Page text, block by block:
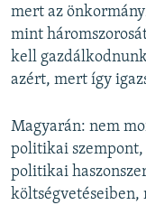
mert az
mint
kell
azért, mert így
Magyarán: nem
politikai szempont,
politikai